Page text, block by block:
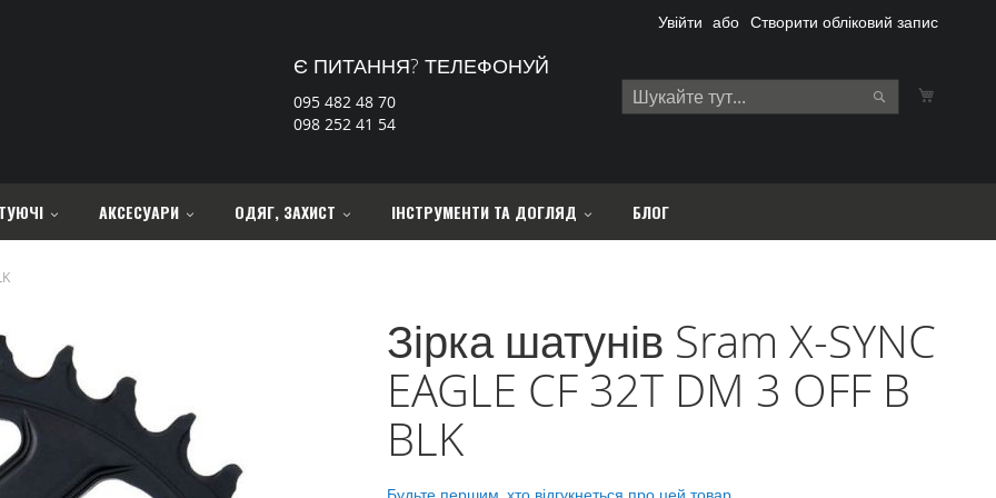
Увійти Створити обліковий запис
Search
Є ПИТАННЯ? ТЕЛЕФОНУЙ
095 482 48 70
098 252 41 54
АКСЕСУАРИ ОДЯГ, ЗАХИСТ ІНСТРУМЕНТИ ТА ДОГЛЯД БЛОГ
Зірка шатунів Sram X-SYNC
EAGLE CF 32T DM 3 OFF B
BLK